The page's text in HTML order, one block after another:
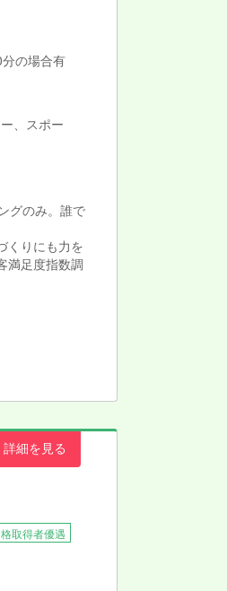
場合有
、スポー
グのみ。誰で
くりにも力を
満足度指数調
スタッフに
詳細を見る
取得者優遇